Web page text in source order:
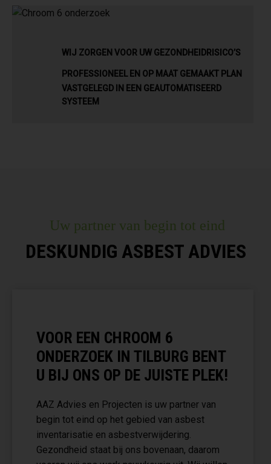
WIJ ZORGEN VOOR UW GEZONDHEIDRISICO’S
PROFESSIONEEL EN OP MAAT GEMAAKT PLAN
VASTGELEGD IN EEN GEAUTOMATISEERD
SYSTEEM
Uw partner van begin tot eind
DESKUNDIG ASBEST ADVIES
VOOR EEN CHROOM 6
ONDERZOEK IN TILBURG BENT
U BIJ ONS OP DE JUISTE PLEK!
AAZ Advies en Projecten is uw partner van
begin tot eind op het gebied van asbest
inventarisatie en asbestverwijdering.
Gezondheid staat bij ons bovenaan, daarom